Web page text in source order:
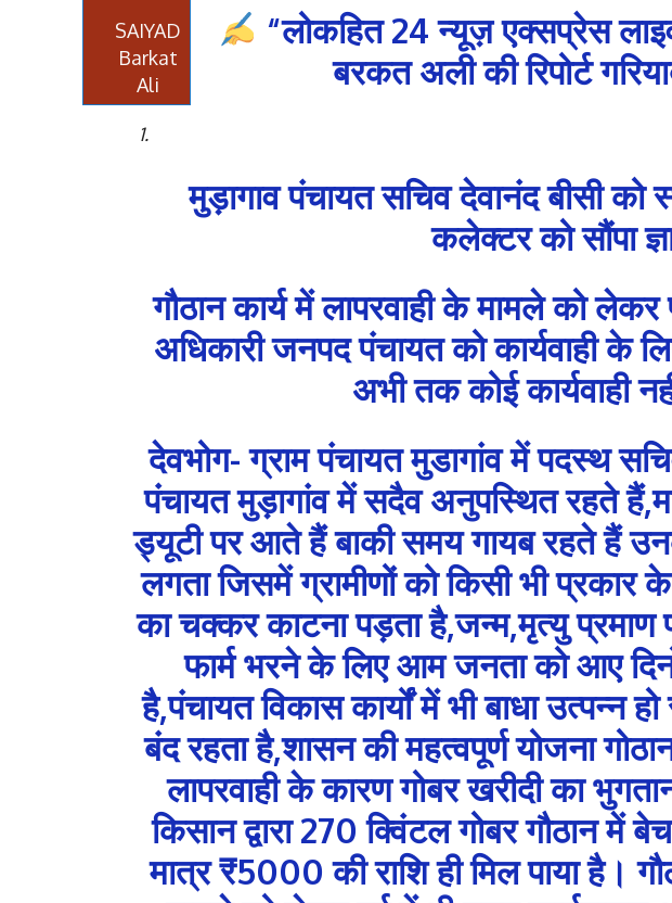
SAIYAD
Barkat
Ali
“लोकहित 24 न्यूज़ एक्सप्रेस
बरकत अली की रिपोर्ट
मुड़ागाव पंचायत सचिव देवानंद बीसी को
कलेक्टर को सौंपा
गौठान कार्य में लापरवाही के मामले को लेकर
अधिकारी जनपद पंचायत को कार्यवाही के
अभी तक कोई कार्यवाही
देवभोग- ग्राम पंचायत मुडागांव में पदस्थ
पंचायत मुड़ागांव में सदैव अनुपस्थित रहते
ड्यूटी पर आते हैं बाकी समय गायब रहते हैं
लगता जिसमें ग्रामीणों को किसी भी प्रकार
का चक्कर काटना पड़ता है,जन्म,मृत्यु प्रमाण
फार्म भरने के लिए आम जनता को आए
है,पंचायत विकास कार्यों में भी बाधा उत्पन्न
बंद रहता है,शासन की महत्वपूर्ण योजना
लापरवाही के कारण गोबर खरीदी का
किसान द्वारा 270 क्विंटल गोबर गौठान में
मात्र ₹5000 की राशि ही मिल पाया है।